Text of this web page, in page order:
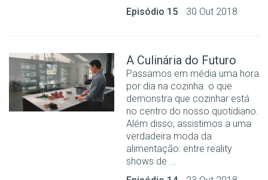
Episódio 15
30 Out 2018
A Culinária do Futuro
Passamos em média uma hora
por dia na cozinha. o que
demonstra que cozinhar está
no centro do nosso quotidiano.
Além disso, assistimos a uma
verdadeira moda da
alimentação: entre reality
shows de ...